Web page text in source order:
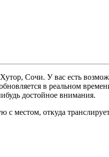
Сочи. У вас есть
в реальном
достойное внимания.
с местом, откуда